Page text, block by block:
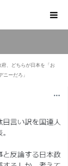
、どちらが日本を「お
ーだろ」